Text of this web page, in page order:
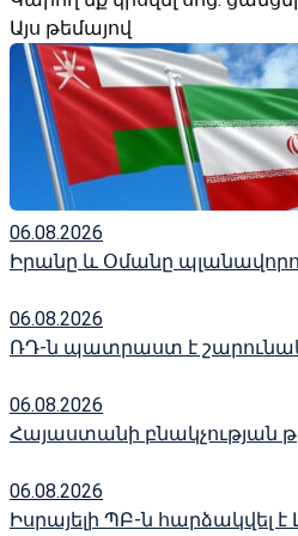
Այս թեմայով
06.08.2026
Իրանը և Օմանը
06.08.2026
ՌԴ-ն պատրաստ է
06.08.2026
Հայաստանի բնակչության
06.08.2026
Իսրայելի ՊԲ-ն